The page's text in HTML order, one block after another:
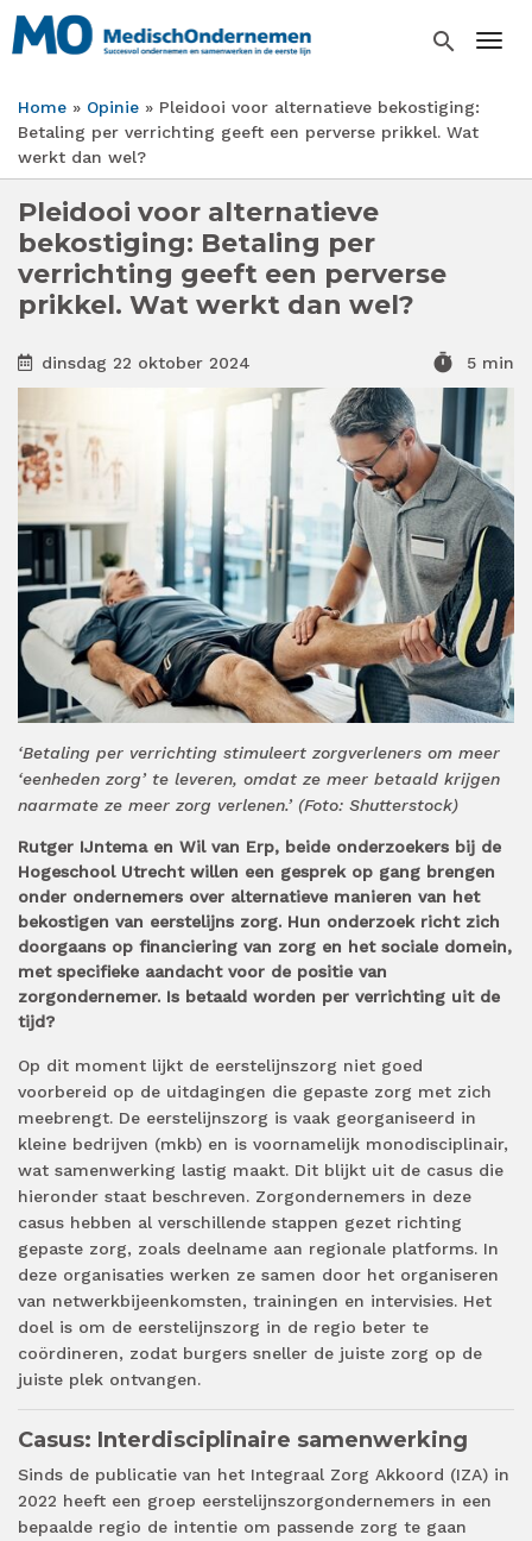
Overslaan
en
inhoud
gaan
search
Kruimelpad
Home Opinie
Pleidooi voor alternatieve bekostiging:
Betaling per verrichting geeft een perverse prikkel. Wat
werkt dan wel?
Pleidooi voor alternatieve
bekostiging: Betaling per
verrichting geeft een perverse
prikkel. Wat werkt dan wel?
dinsdag 22 oktober 2024 timer 5 min
‘Betaling per verrichting stimuleert zorgverleners om meer
‘eenheden zorg’ te leveren, omdat ze meer betaald krijgen
naarmate ze meer zorg verlenen.’ (Foto: Shutterstock)
Rutger IJntema en Wil van Erp, beide onderzoekers bij de
Hogeschool Utrecht willen een gesprek op gang brengen
onder ondernemers over alternatieve manieren van het
bekostigen van eerstelijns zorg. Hun onderzoek richt zich
doorgaans op financiering van zorg en het sociale domein,
met specifieke aandacht voor de positie van
zorgondernemer. Is betaald worden per verrichting uit de
tijd?
Op dit moment lijkt de eerstelijnszorg niet goed
voorbereid op de uitdagingen die gepaste zorg met zich
meebrengt. De eerstelijnszorg is vaak georganiseerd in
kleine bedrijven (mkb) en is voornamelijk monodisciplinair,
wat samenwerking lastig maakt. Dit blijkt uit de casus die
hieronder staat beschreven. Zorgondernemers in deze
casus hebben al verschillende stappen gezet richting
gepaste zorg, zoals deelname aan regionale platforms. In
deze organisaties werken ze samen door het organiseren
van netwerkbijeenkomsten, trainingen en intervisies. Het
doel is om de eerstelijnszorg in de regio beter te
coördineren, zodat burgers sneller de juiste zorg op de
juiste plek ontvangen.
Casus: Interdisciplinaire samenwerking
Sinds de publicatie van het Integraal Zorg Akkoord (IZA) in
2022 heeft een groep eerstelijnszorgondernemers in een
bepaalde regio de intentie om passende zorg te gaan